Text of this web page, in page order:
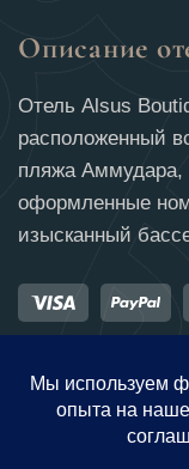
Описание
Отель Alsus
расположенный
пляжа Аммудара,
оформленные
изысканный